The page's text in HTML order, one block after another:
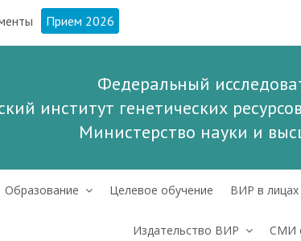
Прием 2026
Федеральный
институт генетических
Министерство науки и
Образование Целевое обучение ВИР в лицах
Издательство ВИР СМИ